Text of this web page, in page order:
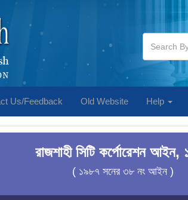
Us/Feedback Old Website Help
রাজশাহী সিটি কর্পোরেশন আইন,
( ১৯৮৭ সনের ৩৮ নং আইন )